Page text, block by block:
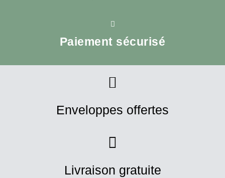
Paiement sécurisé
Enveloppes offertes
Livraison gratuite